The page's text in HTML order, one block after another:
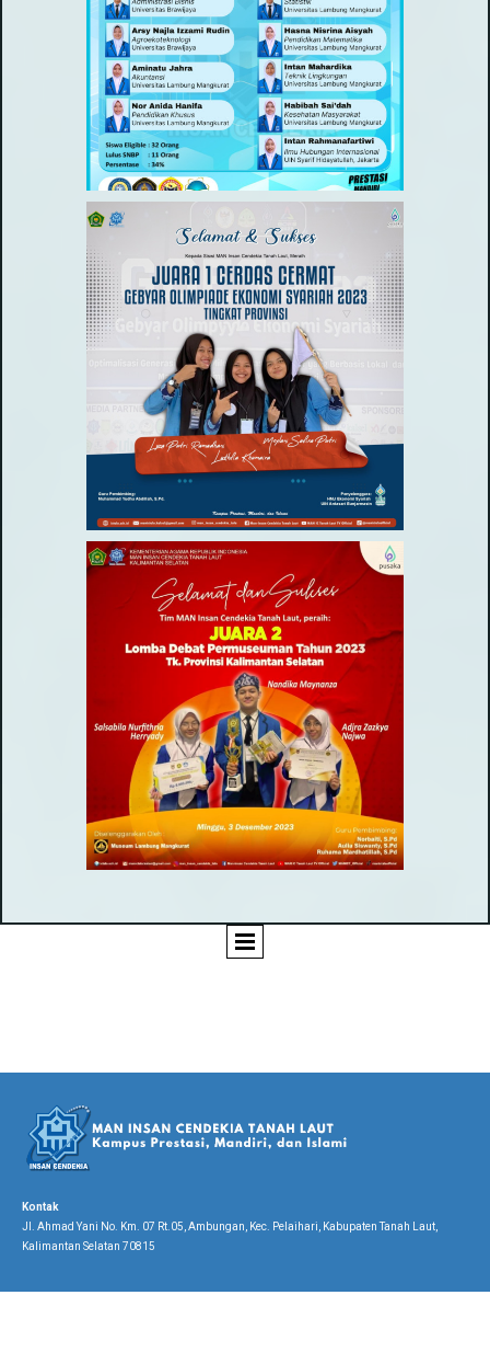
Kontak
Jl. Ahmad Yani No. Km. 07 Rt.05, Ambungan, Kec. Pelaihari, Kabupaten Tanah Laut,
Kalimantan Selatan 70815